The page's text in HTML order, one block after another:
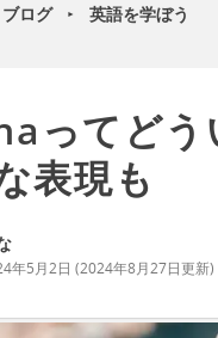
ブログ ► 英語を学ぼう
ってどう
表現も
年5月2日 (2024年8月27日更新)